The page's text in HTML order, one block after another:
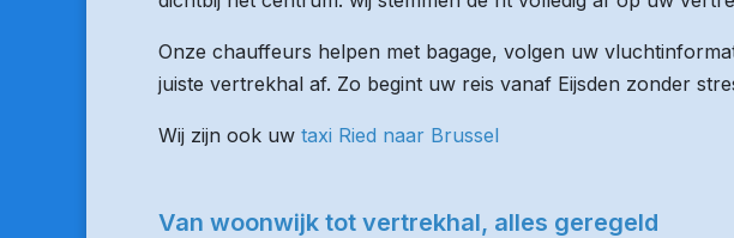
Onze chauffeurs helpen met bagage, volgen uw
juiste vertrekhal af. Zo begint uw reis vanaf Eijsden zonder
Wij zijn ook uw taxi Ried naar Brussel
Van woonwijk tot vertrekhal, alles geregeld